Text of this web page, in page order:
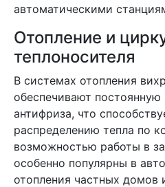
автоматическими
Отопление и
теплоносителя
В системах отопления
обеспечивают
антифриза, что
распределению тепла по
возможностью работы в
особенно популярны в
отопления частных домов